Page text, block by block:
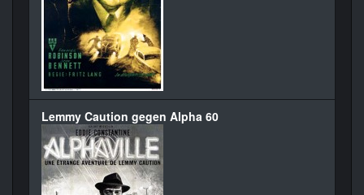
Lemmy Caution gegen Alpha 60